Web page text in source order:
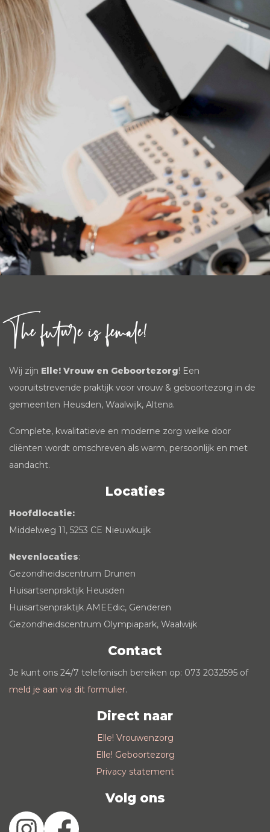
The future is female!
Wij zijn Elle! Vrouw en Geboortezorg! Een
vooruitstrevende praktijk voor vrouw & geboortezorg in de
gemeenten Heusden, Waalwijk, Altena.
Complete, kwalitatieve en moderne zorg welke door
cliënten wordt omschreven als warm, persoonlijk en met
aandacht.
Locaties
Hoofdlocatie:
Middelweg 11, 5253 CE Nieuwkuijk
Nevenlocaties:
Gezondheidscentrum Drunen
Huisartsenpraktijk Heusden
Huisartsenpraktijk AMEEdic, Genderen
Gezondheidscentrum Olympiapark, Waalwijk
Contact
Je kunt ons 24/7 telefonisch bereiken op: 073 2032595 of
meld je aan via dit formulier.
Direct naar
Elle! Vrouwenzorg
Elle! Geboortezorg
Privacy statement
Volg ons